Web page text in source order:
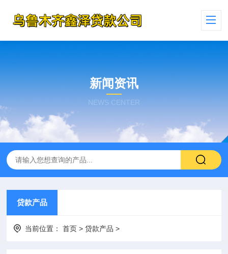
新闻资讯
NEWS CENTER
贷款产品
当前位置：首页 >贷款产品 >